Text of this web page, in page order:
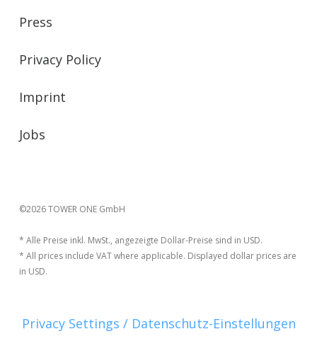
Press
Privacy Policy
Imprint
Jobs
©2026 TOWER ONE GmbH
* Alle Preise inkl. MwSt., angezeigte Dollar-Preise sind in USD.
* All prices include VAT where applicable. Displayed dollar prices are
in USD.
Privacy Settings / Datenschutz-Einstellungen